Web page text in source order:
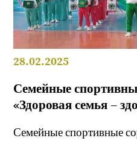
28.02.2025
Семейные
«Здоровая семья –
Семейные спортивные